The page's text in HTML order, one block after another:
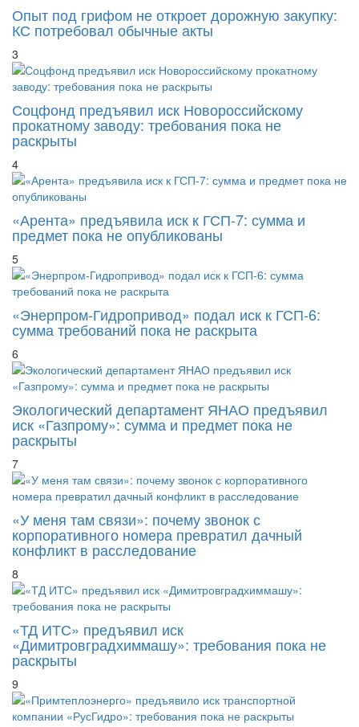
Опыт под грифом не откроет дорожную закупку:
КС потребовал обычные акты
3
Соцфонд предъявил иск Новороссийскому
прокатному заводу: требования пока не
раскрыты
4
«Арента» предъявила иск к ГСП-7: сумма и
предмет пока не опубликованы
5
«Энерпром-Гидропривод» подал иск к ГСП-6:
сумма требований пока не раскрыта
6
Экологический департамент ЯНАО предъявил
иск «Газпрому»: сумма и предмет пока не
раскрыты
7
«У меня там связи»: почему звонок с
корпоративного номера превратил дачный
конфликт в расследование
8
«ТД ИТС» предъявил иск
«Димитровградхиммашу»: требования пока не
раскрыты
9